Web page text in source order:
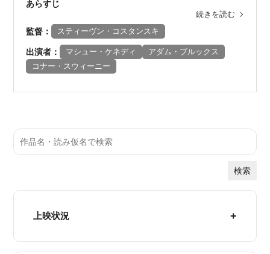
あらすじ
続きを読む
監督： スティーヴン・コスタンスキ
出演者： マシュー・ケネディ
アダム・ブルックス
コナー・スウィーニー
検索
上映状況